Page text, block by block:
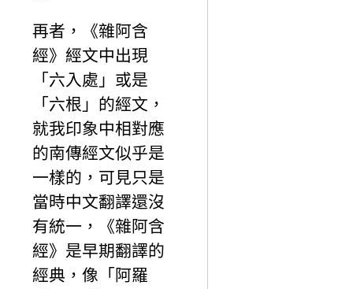
再者，《雜阿含
經》經文中出現
「六入處」或是
「六根」的經文，
就我印象中相對應
的南傳經文似乎是
一樣的，可見只是
當時中文翻譯還沒
有統一，《雜阿含
經》是早期翻譯的
經典，像「阿羅